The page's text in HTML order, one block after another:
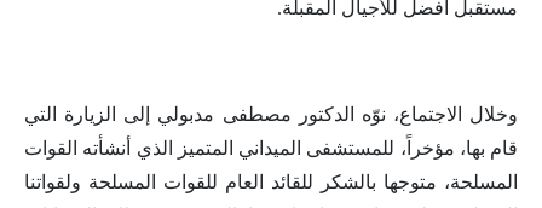
مستقبل أفضل للأجيال المقبلة.
وخلال الاجتماع، نوّه الدكتور مصطفى مدبولي إلى الزيارة التي
قام بها، مؤخراً، للمستشفى الميداني المتميز الذي أنشأته القوات
المسلحة، متوجها بالشكر للقائد العام للقوات المسلحة ولقواتنا